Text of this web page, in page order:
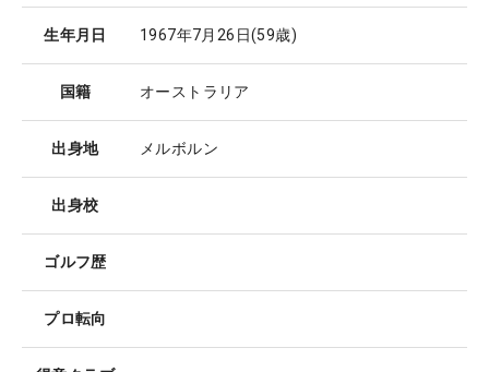
生年月日 1967年7月26日(59歳)
国籍 オーストラリア
出身地 メルボルン
出身校
ゴルフ歴
プロ転向